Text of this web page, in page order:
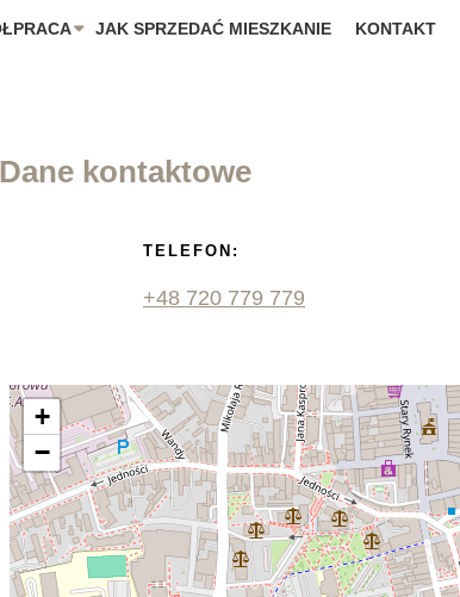
JAK SPRZEDAĆ MIESZKANIE KONTAKT
Dane kontaktowe
TELEFON:
+48 720 779 779
+
−